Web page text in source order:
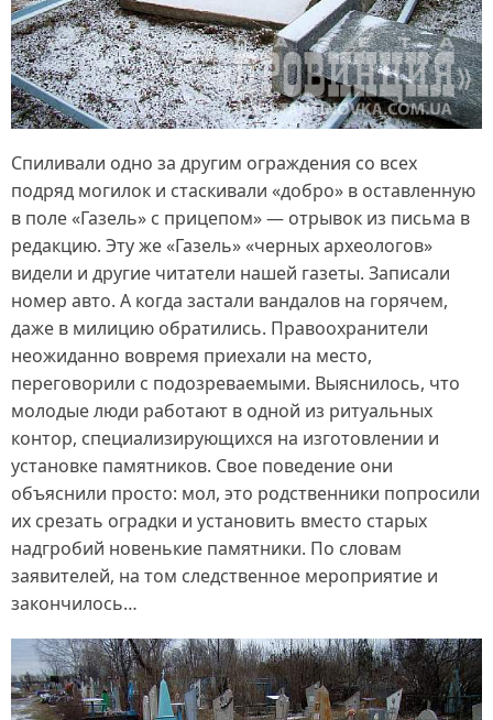
Спиливали одно за другим ограждения со всех
подряд могилок и стаскивали «добро» в оставленную
в поле «Газель» с прицепом» — отрывок из письма в
редакцию. Эту же «Газель» «черных археологов»
видели и другие читатели нашей газеты. Записали
номер авто. А когда застали вандалов на горячем,
даже в милицию обратились. Правоохранители
неожиданно вовремя приехали на место,
переговорили с подозреваемыми. Выяснилось, что
молодые люди работают в одной из ритуальных
контор, специализирующихся на изготовлении и
установке памятников. Свое поведение они
объяснили просто: мол, это родственники попросили
их срезать оградки и установить вместо старых
надгробий новенькие памятники. По словам
заявителей, на том следственное мероприятие и
закончилось…